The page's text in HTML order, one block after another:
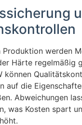
Produktion werden
Härte regelmäßig
können
auf die
Abweichungen
was Kosten spart